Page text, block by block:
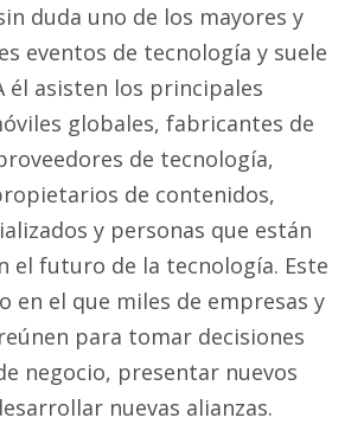
duda uno de los mayores y
eventos de tecnología y suele
él asisten los principales
globales, fabricantes de
de tecnología,
de contenidos,
y personas que están
el futuro de la tecnología. Este
en el que miles de empresas y
para tomar decisiones
negocio, presentar nuevos
nuevas alianzas.